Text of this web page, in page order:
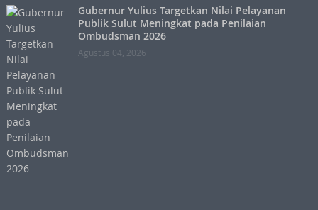
Gubernur Yulius Targetkan Nilai Pelayanan
Publik Sulut Meningkat pada Penilaian
Ombudsman 2026
Agustus 04, 2026